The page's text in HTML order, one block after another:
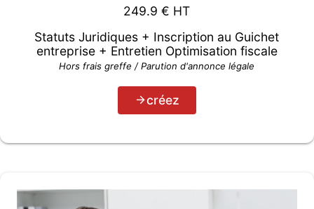
249.9 € HT
Statuts Juridiques + Inscription au Guichet
entreprise + Entretien Optimisation fiscale
Hors frais greffe / Parution d'annonce légale
créez